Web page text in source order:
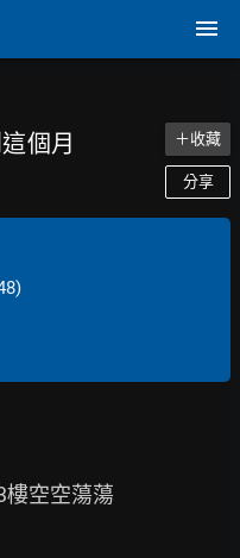
個月 ＋收藏
分享
空空蕩蕩